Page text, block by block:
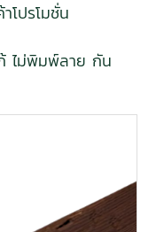
โปรโมชั่น
ไม่พิมพ์ลาย กัน